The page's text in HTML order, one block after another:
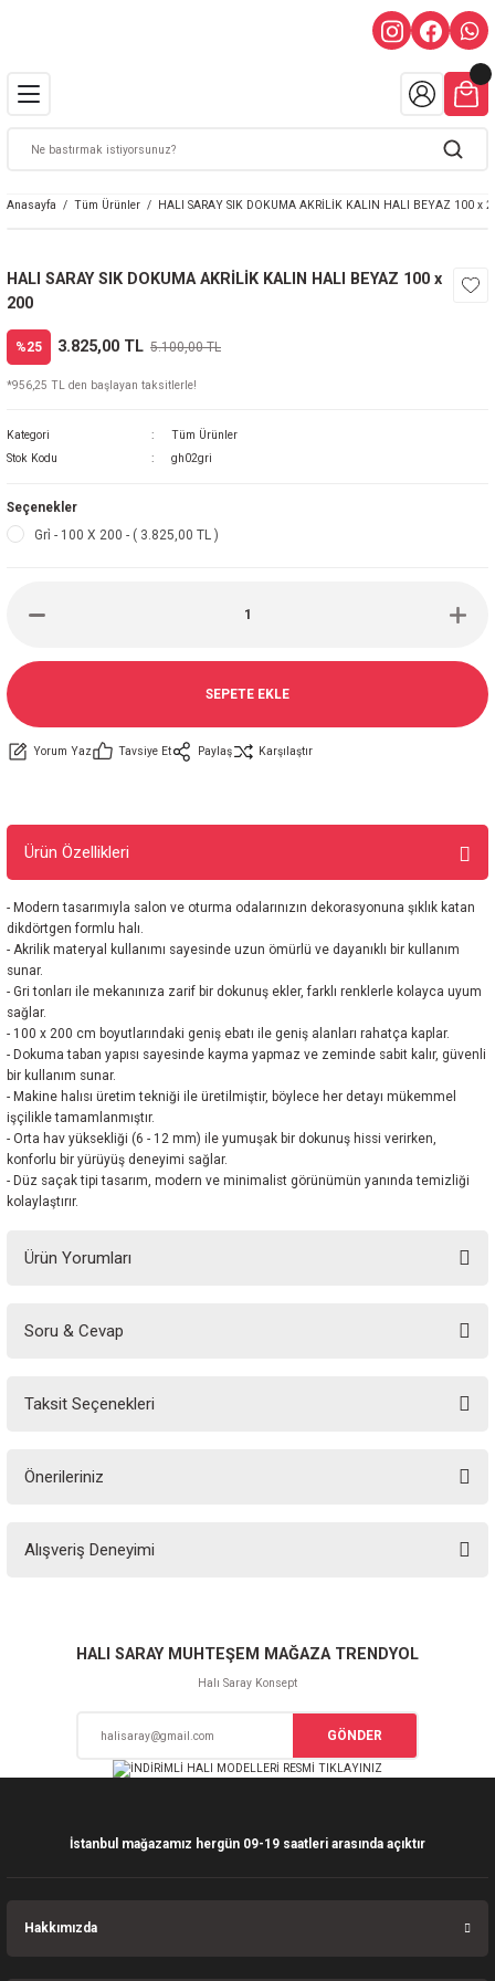
Anasayfa Tüm Ürünler HALI SARAY SIK DOKUMA AKRİLİK KALIN HALI BEYAZ 100 x
HALI SARAY SIK DOKUMA AKRİLİK KALIN HALI BEYAZ 100 x
200
%25 3.825,00 TL 5.100,00 TL
*956,25 TL den başlayan taksitlerle!
Kategori
Tüm Ürünler
Stok Kodu
gh02gri
Seçenekler
Gri̇ - 100 X 200 - ( 3.825,00 TL )
SEPETE EKLE
Yorum Yaz Tavsiye Et Paylaş Karşılaştır
Ürün Özellikleri
- Modern tasarımıyla salon ve oturma odalarınızın dekorasyonuna şıklık katan
dikdörtgen formlu halı.
- Akrilik materyal kullanımı sayesinde uzun ömürlü ve dayanıklı bir kullanım
sunar.
- Gri tonları ile mekanınıza zarif bir dokunuş ekler, farklı renklerle kolayca uyum
sağlar.
- 100 x 200 cm boyutlarındaki geniş ebatı ile geniş alanları rahatça kaplar.
- Dokuma taban yapısı sayesinde kayma yapmaz ve zeminde sabit kalır, güvenli
bir kullanım sunar.
- Makine halısı üretim tekniği ile üretilmiştir, böylece her detayı mükemmel
işçilikle tamamlanmıştır.
- Orta hav yüksekliği (6 - 12 mm) ile yumuşak bir dokunuş hissi verirken,
konforlu bir yürüyüş deneyimi sağlar.
- Düz saçak tipi tasarım, modern ve minimalist görünümün yanında temizliği
kolaylaştırır.
Ürün Yorumları
Soru & Cevap
Taksit Seçenekleri
Önerileriniz
yetersiz gördüğünüz noktaları öneri formunu kullanarak tarafımıza
Ürün resmi kalitesiz, bozuk veya görüntülenemiyor.
Ürün açıklamasında eksik bilgiler bulunuyor.
Bu ürüne benzer farklı alternatifler olmalı.
Alışveriş Deneyimi
Sitemize ilk yorumu siz yapın!
HALI SARAY MUHTEŞEM MAĞAZA TRENDYOL
Halı Saray Konsept
GÖNDER
İstanbul mağazamız hergün 09-19 saatleri arasında açıktır
Hakkımızda